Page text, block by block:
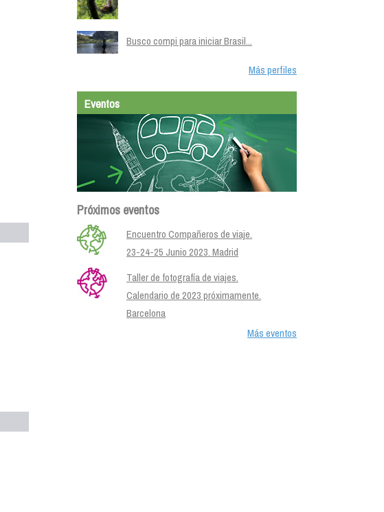
Busco compi para iniciar Brasil...
Más perfiles
Eventos
Próximos eventos
Encuentro Compañeros de viaje.
23-24-25 Junio 2023. Madrid
Taller de fotografía de viajes.
Calendario de 2023 próximamente.
Barcelona
Más eventos